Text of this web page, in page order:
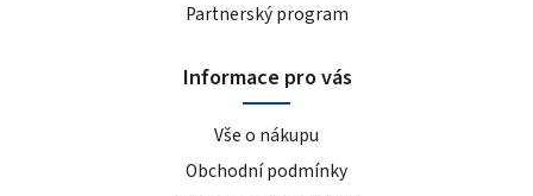
Partnerský program
Informace pro vás
Vše o nákupu
Obchodní podmínky